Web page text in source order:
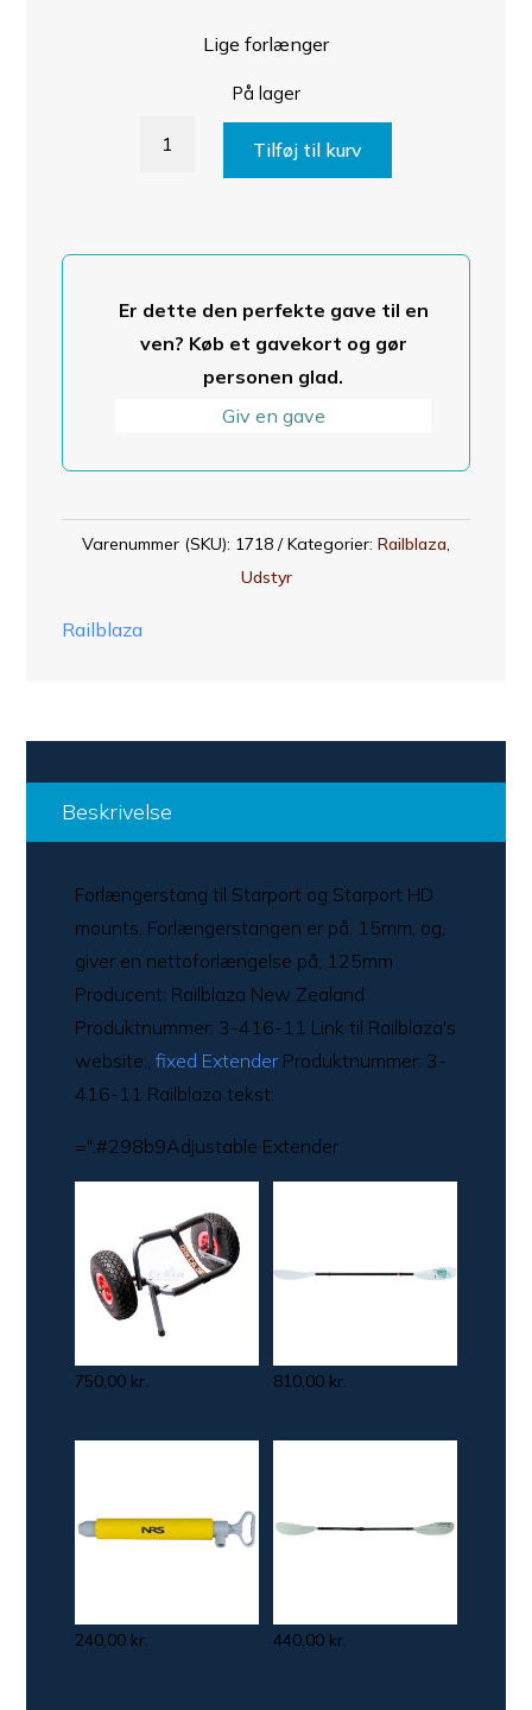
Lige forlænger
På lager
Fixed
Tilføj til kurv
Er dette den perfekte gave til en
ven? Køb et gavekort og gør
personen glad.
Giv en gave
Varenummer (SKU): 1718 Kategorier: Railblaza,
Udstyr
Railblaza
Beskrivelse
Forlængerstang til Starport og Starport HD
mounts. Forlængerstangen er på, 15mm, og,
giver en nettoforlængelse på, 125mm
Producent: Railblaza New Zealand
Produktnummer: 3-416-11 Link til Railblaza's
website:, fixed ExtenderProduktnummer: 3-
416-11 Railblaza tekst:
=":#298b9Adjustable Extender
750,00 kr. 810,00 kr.
240,00 kr. 440,00 kr.